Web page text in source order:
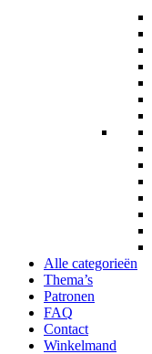
Alle categorieën
Thema’s
Patronen
FAQ
Contact
Winkelmand